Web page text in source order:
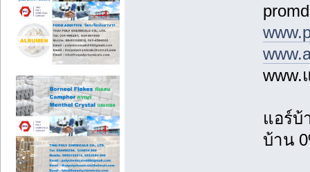
www.
แอร์บ้
บ้าน